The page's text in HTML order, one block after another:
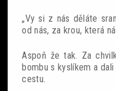
„Vy si z nás děláte
od nás, za krou, která
Aspoň že tak. Za
bombu s kyslíkem a
cestu.